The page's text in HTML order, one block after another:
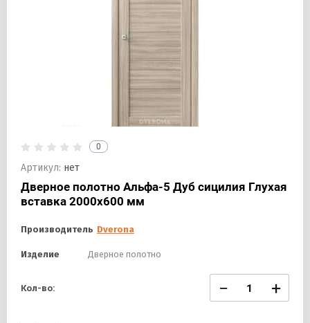
0
Артикул: нет
Дверное полотно Альфа-5 Дуб сицилия Глухая
вставка 2000х600 мм
Производитель Dverona
Изделие Дверное полотно
Кол-во: − +